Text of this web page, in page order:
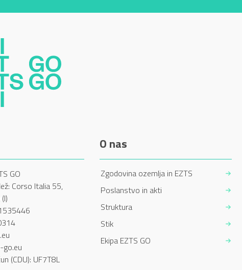
GO
Corso Italia 55,
go.eu
(CDU): UF7T8L
O nas
Zgodovina ozemlja in EZTS
Poslanstvo in akti
Struktura
Stik
Ekipa EZTS GO